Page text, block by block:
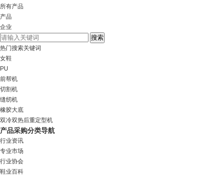
所有产品
产品
企业
热门搜索关键词
女鞋
PU
前帮机
切割机
缝纫机
橡胶大底
双冷双热后重定型机
产品采购分类导航
行业资讯
专业市场
行业协会
鞋业百科